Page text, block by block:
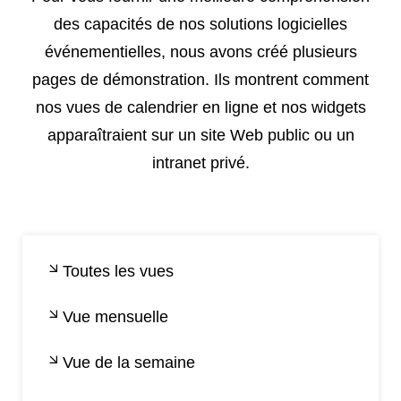
des capacités de nos solutions logicielles
événementielles, nous avons créé plusieurs
pages de démonstration. Ils montrent comment
nos vues de calendrier en ligne et nos widgets
apparaîtraient sur un site Web public ou un
intranet privé.
Toutes les vues
Vue mensuelle
Vue de la semaine